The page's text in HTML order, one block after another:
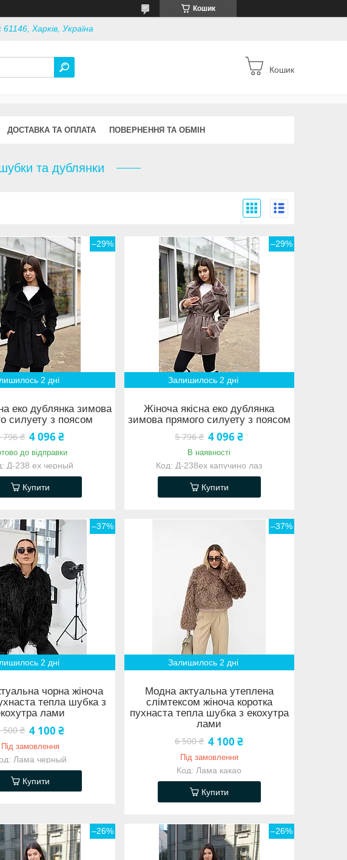
Кошик
Харків, Україна
Кошик
ДОСТАВКА ТА ОПЛАТА ПОВЕРНЕННЯ ТА ОБМІН
та дублянки
–29%
2 дні
еко дублянка зимова
силуету з поясом
796 ₴ 4 096 ₴
до відправки
Д-238 ех черный
Купити
–29%
Залишилось 2 дні
Жіноча якісна еко дублянка
зимова прямого силуету з поясом
5 796 ₴ 4 096 ₴
В наявності
Д-238ex капучино лаз
Купити
–37%
2 дні
чорна жіноча
тепла шубка з
лами
500 ₴ 4 100 ₴
Під замовлення
Лама черный
Купити
–37%
Залишилось 2 дні
Модна актуальна утеплена
слімтексом жіноча коротка
пухнаста тепла шубка з екохутра
лами
6 500 ₴ 4 100 ₴
Під замовлення
Лама какао
Купити
–26% –26%